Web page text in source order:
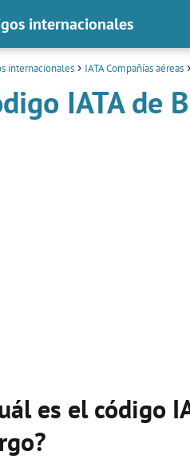
internacionales
internacionales IATA Compañías aéreas
IATA de
es el código